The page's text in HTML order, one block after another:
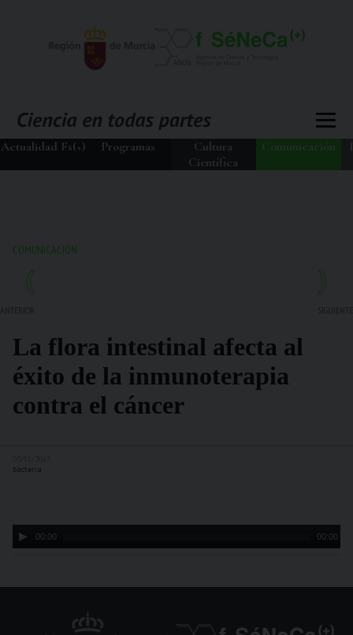
Actualidad Fs(+) Programas
Cultura
Científica
Comunicación
COMUNICACIÓN
La flora intestinal afecta al
éxito de la inmunoterapia
contra el cáncer
bacteria
Audio
Player
00:00 00:00